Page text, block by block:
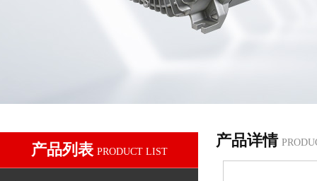
产品列表 PRODUCT LIST
产品详情